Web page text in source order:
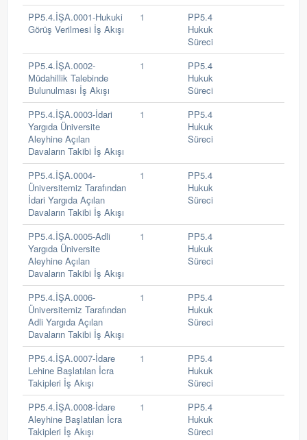
PP5.4.İŞA.0001-Hukuki
Görüş Verilmesi İş Akışı
1
PP5.4
Hukuk
Süreci
PP5.4.İŞA.0002-
Müdahillik Talebinde
Bulunulması İş Akışı
1
PP5.4
Hukuk
Süreci
PP5.4.İŞA.0003-İdari
Yargıda Üniversite
Aleyhine Açılan
Davaların Takibi İş Akışı
1
PP5.4
Hukuk
Süreci
PP5.4.İŞA.0004-
Üniversitemiz Tarafından
İdari Yargıda Açılan
Davaların Takibi İş Akışı
1
PP5.4
Hukuk
Süreci
PP5.4.İŞA.0005-Adli
Yargıda Üniversite
Aleyhine Açılan
Davaların Takibi İş Akışı
1
PP5.4
Hukuk
Süreci
PP5.4.İŞA.0006-
Üniversitemiz Tarafından
Adli Yargıda Açılan
Davaların Takibi İş Akışı
1
PP5.4
Hukuk
Süreci
PP5.4.İŞA.0007-İdare
Lehine Başlatılan İcra
Takipleri İş Akışı
1
PP5.4
Hukuk
Süreci
PP5.4.İŞA.0008-İdare
Aleyhine Başlatılan İcra
Takipleri İş Akışı
1
PP5.4
Hukuk
Süreci